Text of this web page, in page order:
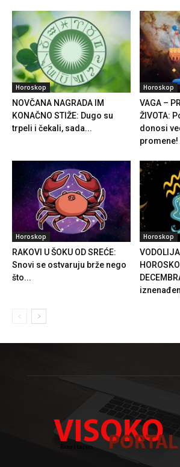
Horoskop
NOVČANA NAGRADA IM
KONAČNO STIŽE: Dugo su
trpeli i čekali, sada...
Horoskop
VAGA –
ŽIVOTA:
donosi
promene!
Horoskop
RAKOVI U ŠOKU OD SREĆE:
Snovi se ostvaruju brže nego
što...
Horoskop